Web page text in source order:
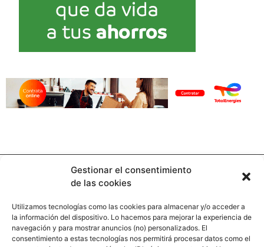
Gestionar el consentimiento
de las cookies
Utilizamos tecnologías como las cookies para almacenar y/o acceder a
la información del dispositivo. Lo hacemos para mejorar la experiencia de
navegación y para mostrar anuncios (no) personalizados. El
consentimiento a estas tecnologías nos permitirá procesar datos como el
Contacto